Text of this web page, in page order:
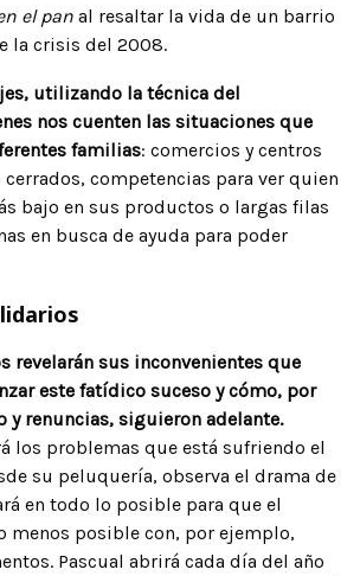
el pan al resaltar la vida de un barrio
la crisis del 2008.
utilizando la técnica del
nos cuenten las situaciones que
familias: comercios y centros
competencias para ver quien
bajo en sus productos o largas filas
en busca de ayuda para poder
revelarán sus inconvenientes que
este fatídico suceso y cómo, por
y renuncias, siguieron adelante.
los problemas que está sufriendo el
su peluquería, observa el drama de
en todo lo posible para que el
menos posible con, por ejemplo,
Pascual abrirá cada día del año